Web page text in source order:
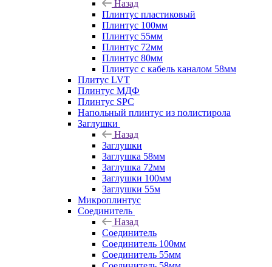
Назад
Плинтус пластиковый
Плинтус 100мм
Плинтус 55мм
Плинтус 72мм
Плинтус 80мм
Плинтус с кабель каналом 58мм
Плитус LVT
Плинтус МДФ
Плинтус SPC
Напольный плинтус из полистирола
Заглушки
Назад
Заглушки
Заглушка 58мм
Заглушка 72мм
Заглушки 100мм
Заглушки 55м
Микроплинтус
Соединитель
Назад
Соединитель
Соединитель 100мм
Соединитель 55мм